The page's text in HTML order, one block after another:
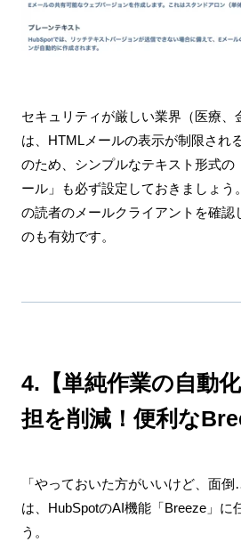
セキュリティが厳しい業界（医療、
は、HTMLメールの表示が制限され
のため、シンプルなテキスト形式の
ール」も必ず設定しておきましょう
の読者のメールクライアントを確認
のも有効です。
4.【単純作業の自動
担を削減！便利な
「やっておいた方がいいけど、面
は、HubSpotのAI機能「Breeze」に
う。